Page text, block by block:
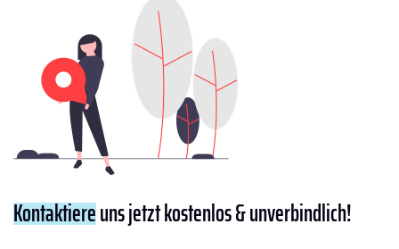
Kontaktiereuns jetzt kostenlos & unverbindlich!